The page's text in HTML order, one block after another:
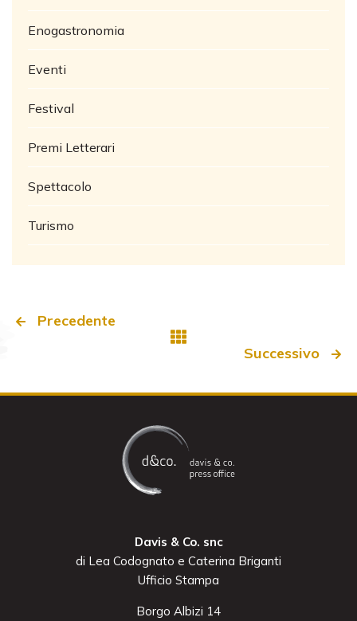
Enogastronomia
Eventi
Festival
Premi Letterari
Spettacolo
Turismo
Precedente
Successivo
Davis & Co. snc
di Lea Codognato e Caterina Briganti
Ufficio Stampa
Borgo Albizi 14